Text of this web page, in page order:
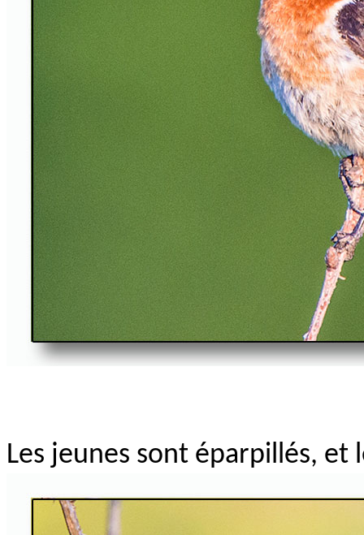
Les jeunes sont éparpillés, et